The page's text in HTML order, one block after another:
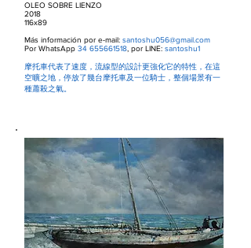
OLEO SOBRE LIENZO
2018
116x89
Más información por e-mail: santoshu056@gmail.com
Por WhatsApp 34 655661518 , por LINE: santoshu1
摩托車代表了速度，流線型的設計更強化它的特性，在這
空曠之地，停放了幾台摩托車及一位騎士，整個場景有一
種蕭殺之氣。